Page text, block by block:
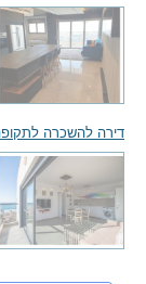
דירה להשכרה לתקופה קצרה 2.5